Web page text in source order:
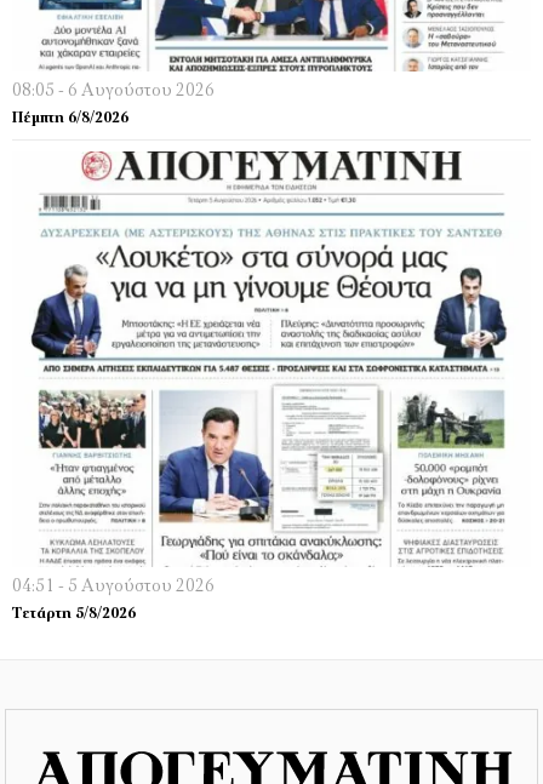
08:05 - 6 Αυγούστου 2026
Πέμπτη 6/8/2026
04:51 - 5 Αυγούστου 2026
Τετάρτη 5/8/2026